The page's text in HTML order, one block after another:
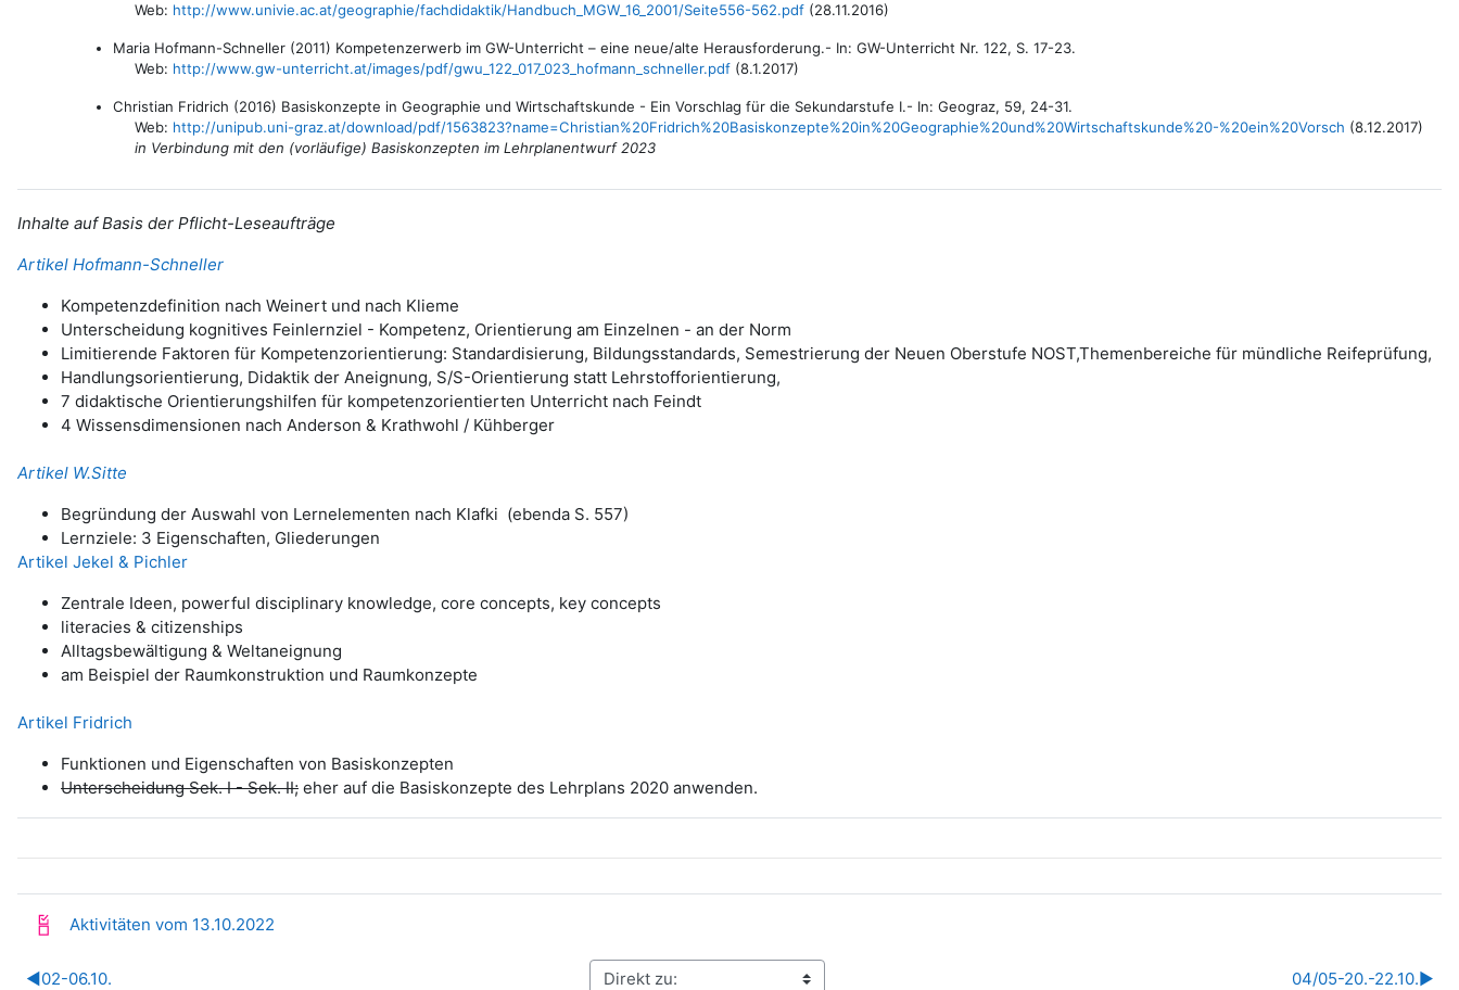
Web: http://www.univie.ac.at/geographie/fachdidaktik/Handbuch_MGW_16_2001/Seite556-562.pdf (28.11.2016)
Maria Hofmann-Schneller (2011) Kompetenzerwerb im GW-Unterricht – eine neue/alte Herausforderung.- In: GW-Unterricht Nr. 122, S. 17-23.
Web: http://www.gw-unterricht.at/images/pdf/gwu_122_017_023_hofmann_schneller.pdf (8.1.2017)
Christian Fridrich (2016) Basiskonzepte in Geographie und Wirtschaftskunde - Ein Vorschlag für die Sekundarstufe I.- In: Geograz, 59, 24-31.
Web: http://unipub.uni-graz.at/download/pdf/1563823?name=Christian%20Fridrich%20Basiskonzepte%20in%20Geographie%20und%20Wirtschaftskunde%20-%20ein%20Vorsch (8.12.2017)
in Verbindung mit den (vorläufige) Basiskonzepten im Lehrplanentwurf 2023
Inhalte auf Basis der Pflicht-Leseaufträge
Artikel Hofmann-Schneller
Kompetenzdefinition nach Weinert und nach Klieme
Unterscheidung kognitives Feinlernziel - Kompetenz, Orientierung am Einzelnen - an der Norm
Limitierende Faktoren für Kompetenzorientierung: Standardisierung, Bildungsstandards, Semestrierung der Neuen Oberstufe NOST,Themenbereiche für mündliche Reifeprüfung,
Handlungsorientierung, Didaktik der Aneignung, S/S-Orientierung statt Lehrstofforientierung,
7 didaktische Orientierungshilfen für kompetenzorientierten Unterricht nach Feindt
4 Wissensdimensionen nach Anderson & Krathwohl / Kühberger
Artikel W.Sitte
Begründung der Auswahl von Lernelementen nach Klafki (ebenda S. 557)
Lernziele: 3 Eigenschaften, Gliederungen
Artikel Jekel & Pichler
Zentrale Ideen, powerful disciplinary knowledge, core concepts, key concepts
literacies & citizenships
Alltagsbewältigung & Weltaneignung
am Beispiel der Raumkonstruktion und Raumkonzepte
Artikel Fridrich
Funktionen und Eigenschaften von Basiskonzepten
Unterscheidung Sek. I - Sek. II; eher auf die Basiskonzepte des Lehrplans 2020 anwenden.
Aktivitäten vom 13.10.2022
◀︎02-06.10. ▶︎
04/05-20.-22.10.